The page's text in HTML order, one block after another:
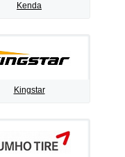
Kenda
Kingstar